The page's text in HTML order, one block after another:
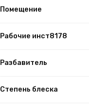
Помещение
Рабочие инст8178
Разбавитель
Степень блеска